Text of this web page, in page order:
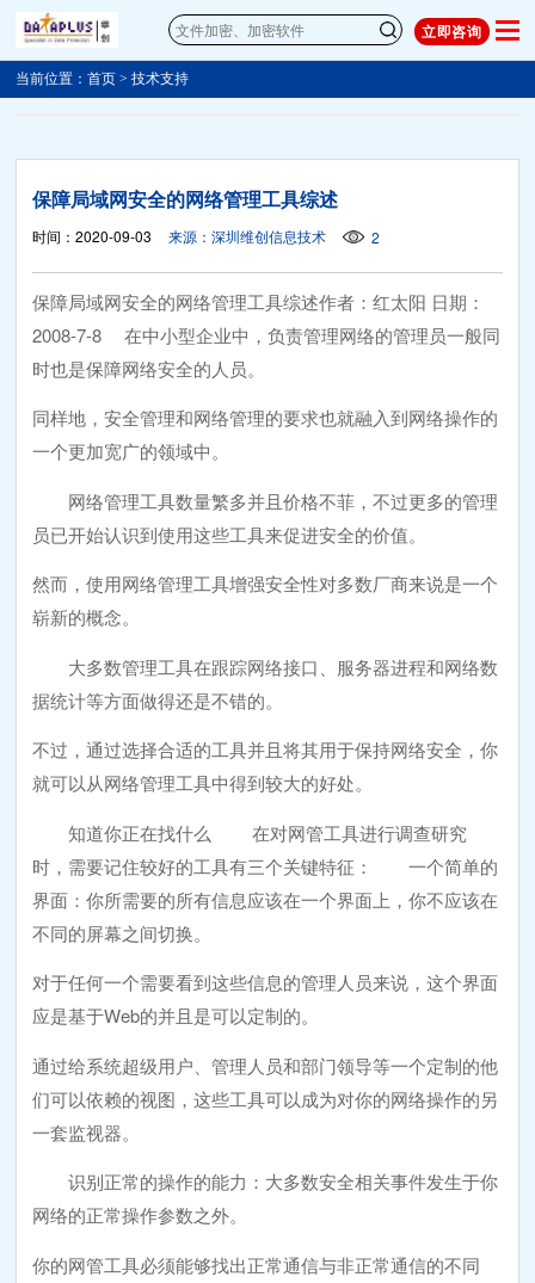
立即咨询
当前位置：首页 >技术支持
保障局域网安全的网络管理工具综述
时间：2020-09-03 来源：深圳维创信息技术 2
保障局域网安全的网络管理工具综述作者：红太阳 日期：
2008-7-8 在中小型企业中，负责管理网络的管理员一般同
时也是保障网络安全的人员。
同样地，安全管理和网络管理的要求也就融入到网络操作的
一个更加宽广的领域中。
网络管理工具数量繁多并且价格不菲，不过更多的管理
员已开始认识到使用这些工具来促进安全的价值。
然而，使用网络管理工具增强安全性对多数厂商来说是一个
崭新的概念。
大多数管理工具在跟踪网络接口、服务器进程和网络数
据统计等方面做得还是不错的。
不过，通过选择合适的工具并且将其用于保持网络安全，你
就可以从网络管理工具中得到较大的好处。
知道你正在找什么 在对网管工具进行调查研究
时，需要记住较好的工具有三个关键特征： 一个简单的
界面：你所需要的所有信息应该在一个界面上，你不应该在
不同的屏幕之间切换。
对于任何一个需要看到这些信息的管理人员来说，这个界面
应是基于Web的并且是可以定制的。
通过给系统超级用户、管理人员和部门领导等一个定制的他
们可以依赖的视图，这些工具可以成为对你的网络操作的另
一套监视器。
识别正常的操作的能力：大多数安全相关事件发生于你
网络的正常操作参数之外。
你的网管工具必须能够找出正常通信与非正常通信的不同